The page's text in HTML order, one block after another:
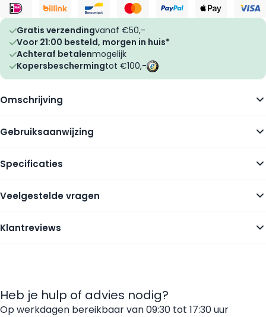
Gratis verzendingvanaf €50,-
Voor 21:00 besteld, morgen in huis*
Achteraf betalenmogelijk
Kopersbeschermingtot €100,-
Omschrijving
Gebruiksaanwijzing
Specificaties
Veelgestelde vragen
Klantreviews
Heb je hulp of advies nodig?
Op werkdagen bereikbaar van 09:30 tot 17:30 uur